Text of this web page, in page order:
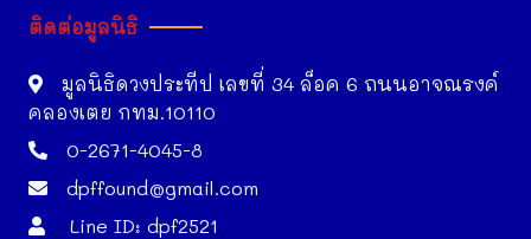
ติดต่อมูลนิธิ
มูลนิธิดวงประทีป เลขที่ 34 ล็อค 6 ถนนอาจณรงค์
คลองเตย กทม.10110
0-2671-4045-8
dpffound@gmail.com
Line ID: dpf2521